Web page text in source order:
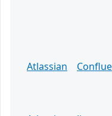
Atlassian